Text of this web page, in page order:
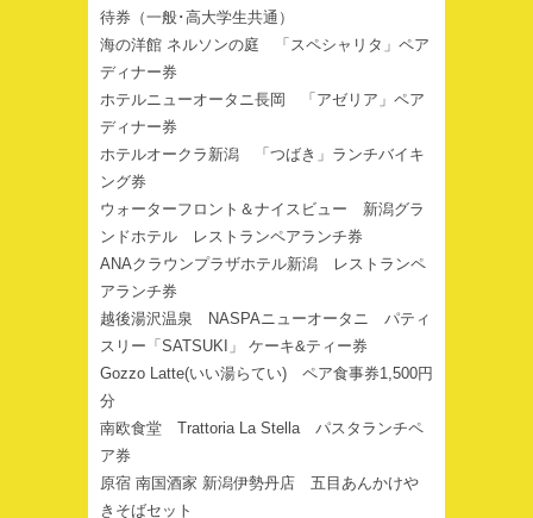
待券（一般･高大学生共通）
海の洋館 ネルソンの庭 「スペシャリタ」ペア
ディナー券
ホテルニューオータニ長岡 「アゼリア」ペア
ディナー券
ホテルオークラ新潟 「つばき」ランチバイキ
ング券
ウォーターフロント＆ナイスビュー 新潟グラ
ンドホテル レストランペアランチ券
ANAクラウンプラザホテル新潟 レストランペ
アランチ券
越後湯沢温泉 NASPAニューオータニ パティ
スリー「SATSUKI」 ケーキ&ティー券
Gozzo Latte(いい湯らてい) ペア食事券1,500円
分
南欧食堂 Trattoria La Stella パスタランチペ
ア券
原宿 南国酒家 新潟伊勢丹店 五目あんかけや
きそばセット